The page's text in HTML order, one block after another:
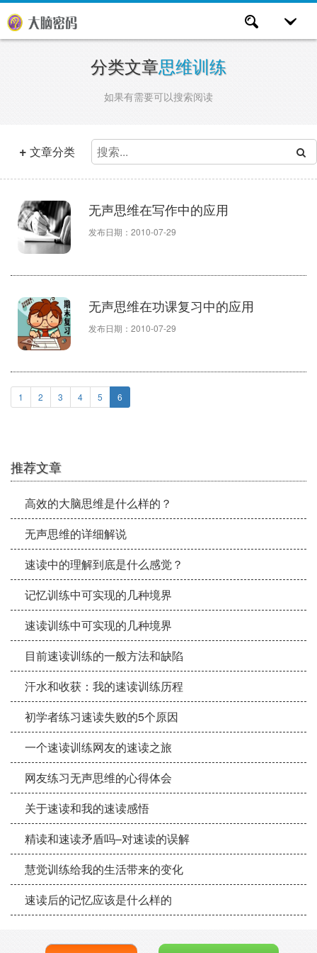
分类文章思维训练
如果有需要可以搜索阅读
+ 文章分类
无声思维在写作中的应用
发布日期：2010-07-29
无声思维在功课复习中的应用
发布日期：2010-07-29
1 2 3 4 5 6
推荐文章
高效的大脑思维是什么样的？
无声思维的详细解说
速读中的理解到底是什么感觉？
记忆训练中可实现的几种境界
速读训练中可实现的几种境界
目前速读训练的一般方法和缺陷
汗水和收获：我的速读训练历程
初学者练习速读失败的5个原因
一个速读训练网友的速读之旅
网友练习无声思维的心得体会
关于速读和我的速读感悟
精读和速读矛盾吗–对速读的误解
慧觉训练给我的生活带来的变化
速读后的记忆应该是什么样的